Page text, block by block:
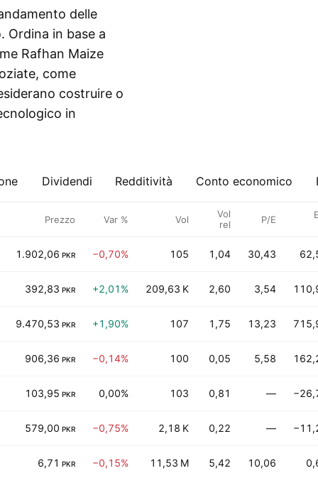
delle
Ordina in base a
Rafhan Maize
come
costruire o
in
Dividendi Redditività Conto economico
Prezzo Var % Vol
Vol
rel
P/E
1.902,06 PKR −0,70% 105 1,04 30,43
392,83 PKR +2,01% 209,63 K 2,60 3,54
9.470,53 PKR +1,90% 107 1,75 13,23
906,36 PKR −0,14% 100 0,05 5,58
103,95 PKR 0,00% 103 0,81 —
579,00 PKR −0,75% 2,18 K 0,22 —
6,71 PKR −0,15% 11,53 M 5,42 10,06